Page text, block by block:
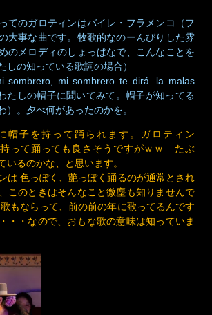
てのガロティンはバイレ・フラメンコ（フ
大事な曲です。牧歌的なのーんびりした雰
のメロディのしょっぱなで、こんなことを
しの知っている歌詞の場合）
sombrero, mi sombrero te dirá. la malas
たしの帽子に聞いてみて。帽子が知ってる
）。夕べ何があったのかを。
帽子を持って踊られます。ガロティン
持って踊っても良さそうですがｗｗ たぶ
いるのかな、と思います。
は 色っぽく、艶っぽく踊るのが通常とされ
このときはそんなこと微塵も知りませんで
もならって、前の前の年に歌ってるんです
・なので、おもな歌の意味は知っていま